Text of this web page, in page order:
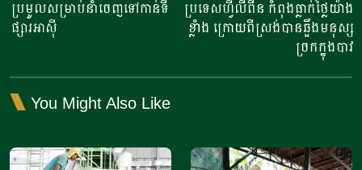
ប្រមូលសម្រាប់​នាំ​ចេញទៅកាន់ទី
ផ្សារអាស៊ី
ប្រទេសហ្វីលីពីន កំពុងធ្លាក់ថ្លៃយ៉ាង
ខ្លាំង ក្រោយពីស្រង់បានឆ្អឹងមនុស្ស
ច្រកក្នុងបាវ
You Might Also Like